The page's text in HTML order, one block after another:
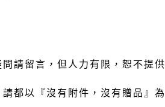
請留言，但人力有限，恕不提供
都以『沒有附件，沒有贈品』為